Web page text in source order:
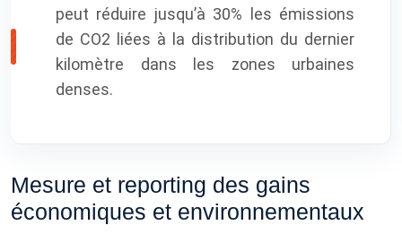
peut réduire jusqu’à 30% les émissions
de CO2 liées à la distribution du dernier
kilomètre dans les zones urbaines
denses.
Mesure et reporting des gains
économiques et environnementaux